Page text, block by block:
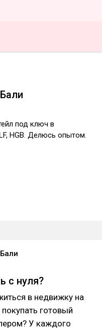
под ключ в
HGB. Делюсь опытом.
с нуля?
в недвижку на
покупать готовый
У каждого